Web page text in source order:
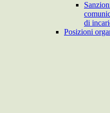
di
Posizioni